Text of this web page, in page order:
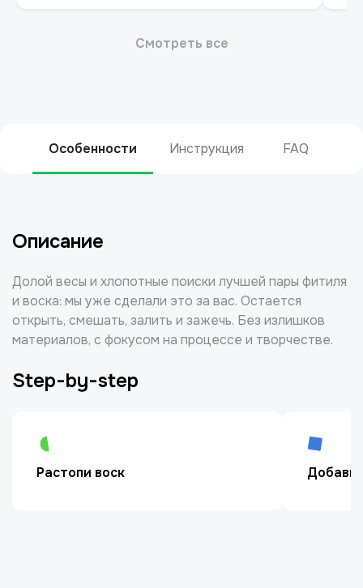
Особенности Инструкция FAQ
Описание
Долой весы и хлопотные поиски лучшей пары фитиля
и воска: мы уже сделали это за вас. Остается
открыть, смешать, залить и зажечь. Без излишков
материалов, с фокусом на процессе и творчестве.
Step-by-step
Растопи воск Добавь